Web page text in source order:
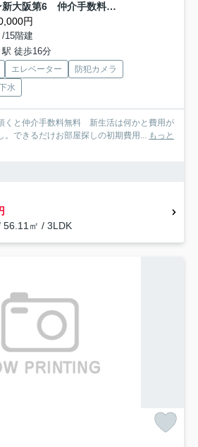
ライオンズマンション新大阪第6 仲介手数料無料
円
15階建
徒歩16分
エレベーター
防犯カメラ
水
くと仲介手数料無料 新生活は何かと費用が
。できるだけお部屋探しの初期費用... もっと
56.11㎡ / 3LDK